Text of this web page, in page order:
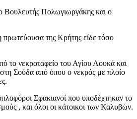
Βουλευτής Πολωγιωργάκης και ο
πρωτεύουσα της Κρήτης είδε τόσο
το νεκροταφείο του Αγίου Λουκά και
στη Σούδα από όπου ο νεκρός με πλοίο
Σφακιανοί που υποδέχτηκαν το
, και όλοι οι κάτοικοι των Καλυβών.